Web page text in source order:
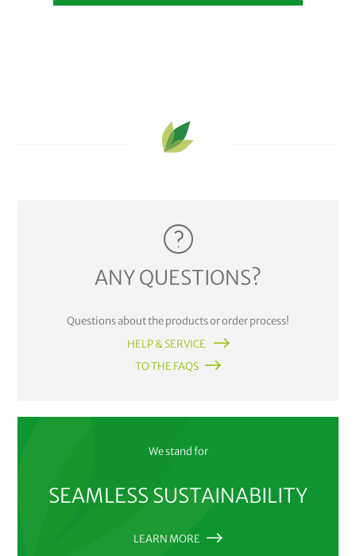
ANY QUESTIONS?
Questions about the products or order process!
HELP & SERVICE
TO THE FAQS
We stand for
SEAMLESS SUSTAINABILITY
LEARN MORE